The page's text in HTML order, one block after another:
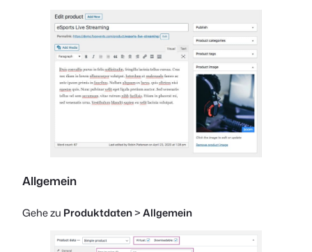
Allgemein
Gehe zu Produktdaten>Allgemein